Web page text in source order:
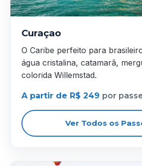
Curaçao
O Caribe perfeito para
água cristalina, catamarã,
colorida Willemstad.
A partir de R$ 249 por
Ver Todos os